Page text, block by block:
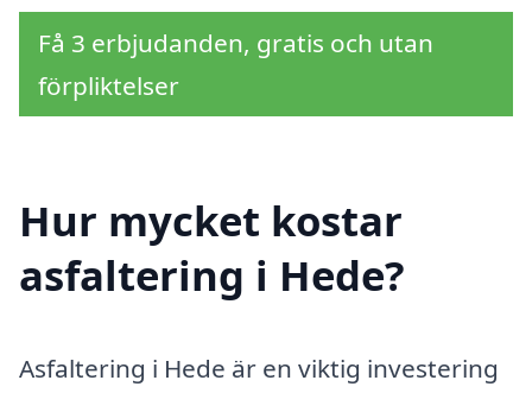
Få 3 erbjudanden, gratis och utan
förpliktelser
Hur mycket kostar
asfaltering i Hede?
Asfaltering i Hede är en viktig investering